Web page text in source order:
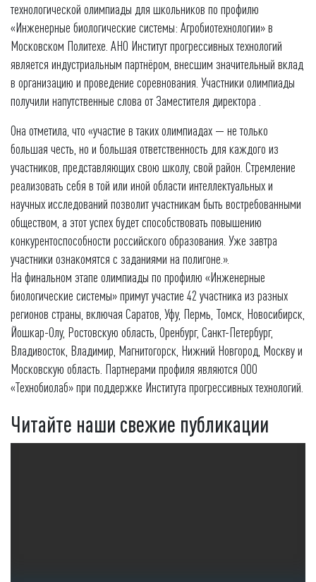
технологической олимпиады для школьников по профилю
«Инженерные биологические системы: Агробиотехнологии» в
Московском Политехе. АНО Институт прогрессивных технологий
является индустриальным партнёром, внесшим значительный вклад
в организацию и проведение соревнования. Участники олимпиады
получили напутственные слова от Заместителя директора .
Она отметила, что «участие в таких олимпиадах — не только
большая честь, но и большая ответственность для каждого из
участников, представляющих свою школу, свой район. Стремление
реализовать себя в той или иной области интеллектуальных и
научных исследований позволит участникам быть востребованными
обществом, а этот успех будет способствовать повышению
конкурентоспособности российского образования. Уже завтра
участники ознакомятся с заданиями на полигоне.».
На финальном этапе олимпиады по профилю «Инженерные
биологические системы» примут участие 42 участника из разных
регионов страны, включая Саратов, Уфу, Пермь, Томск, Новосибирск,
Йошкар-Олу, Ростовскую область, Оренбург, Санкт-Петербург,
Владивосток, Владимир, Магнитогорск, Нижний Новгород, Москву и
Московскую область. Партнерами профиля являются ООО
«Технобиолаб» при поддержке Института прогрессивных технологий.
Читайте наши свежие публикации